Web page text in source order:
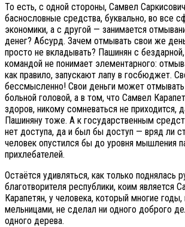
То есть, с одной стороны, Самвел
баснословные средства, буквально, во все
экономики, а с другой — занимается
денег? Абсурд. Зачем отмывать свои же
просто не вкладывать? Пашинян с
командой не понимает элементарного:
как правило, запускают лапу в госбюджет.
бессмысленно! Свои деньги может отмывать
больной головой, а в том, что Самвел
здоров, никому сомневаться не приходится,
Пашиняну тоже. А к государственным
нет доступа, да и был бы доступ — вряд ли
человек опустился бы до уровня мышления
прихлебателей.
Остаётся удивляться, как только поднялась
благотворителя республики, коим является
Карапетян, у человека, который многие
мельницами, не сделал ни одного доброго
одного дерева.